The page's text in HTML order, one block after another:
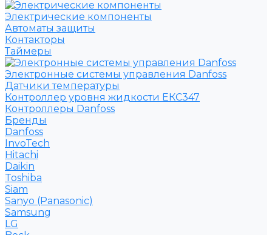
Электрические компоненты
Автоматы защиты
Контакторы
Таймеры
Электронные системы управления Danfoss
Датчики температуры
Контроллер уровня жидкости ЕКС347
Контроллеры Danfoss
Бренды
Danfoss
InvoTech
Hitachi
Daikin
Toshiba
Siam
Sanyo (Panasonic)
Samsung
LG